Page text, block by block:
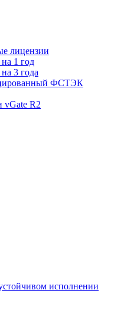
лицензии
1 год
3 года
ФСТЭК
vGate R2
исполнении